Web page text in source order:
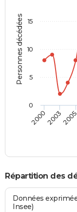
Personnes décédées
200020032005
0
5
10
15
Répartition des
Données
Insee)